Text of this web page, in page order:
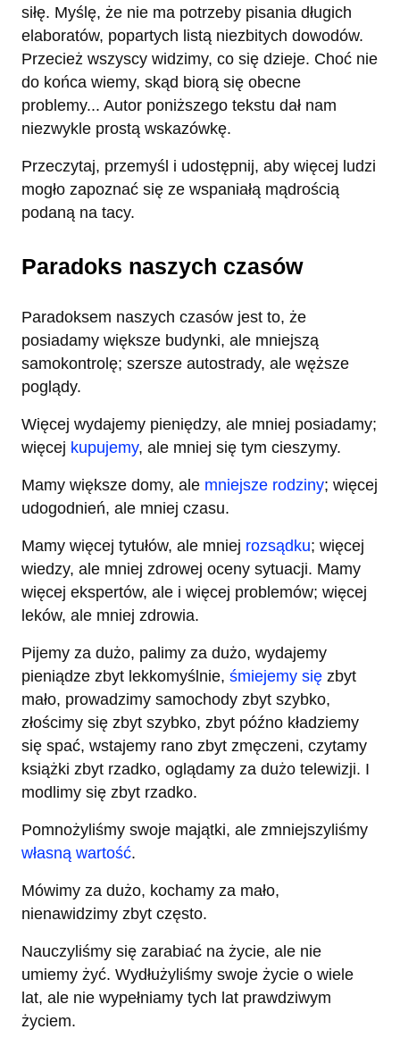
siłę. Myślę, że nie ma potrzeby pisania długich
elaboratów, popartych listą niezbitych dowodów.
Przecież wszyscy widzimy, co się dzieje. Choć nie
do końca wiemy, skąd biorą się obecne
problemy... Autor poniższego tekstu dał nam
niezwykle prostą wskazówkę.
Przeczytaj, przemyśl i udostępnij, aby więcej ludzi
mogło zapoznać się ze wspaniałą mądrością
podaną na tacy.
Paradoks naszych czasów
Paradoksem naszych czasów jest to, że
posiadamy większe budynki, ale mniejszą
samokontrolę; szersze autostrady, ale węższe
poglądy.
Więcej wydajemy pieniędzy, ale mniej posiadamy;
więcej kupujemy, ale mniej się tym cieszymy.
Mamy większe domy, ale mniejsze rodziny; więcej
udogodnień, ale mniej czasu.
Mamy więcej tytułów, ale mniej rozsądku; więcej
wiedzy, ale mniej zdrowej oceny sytuacji. Mamy
więcej ekspertów, ale i więcej problemów; więcej
leków, ale mniej zdrowia.
Pijemy za dużo, palimy za dużo, wydajemy
pieniądze zbyt lekkomyślnie, śmiejemy się zbyt
mało, prowadzimy samochody zbyt szybko,
złościmy się zbyt szybko, zbyt późno kładziemy
się spać, wstajemy rano zbyt zmęczeni, czytamy
książki zbyt rzadko, oglądamy za dużo telewizji. I
modlimy się zbyt rzadko.
Pomnożyliśmy swoje majątki, ale zmniejszyliśmy
własną wartość.
Mówimy za dużo, kochamy za mało,
nienawidzimy zbyt często.
Nauczyliśmy się zarabiać na życie, ale nie
umiemy żyć. Wydłużyliśmy swoje życie o wiele
lat, ale nie wypełniamy tych lat prawdziwym
życiem.